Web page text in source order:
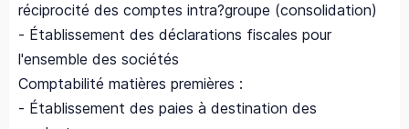
réciprocité des comptes intra?groupe (consolidation)
- Établissement des déclarations fiscales pour
l'ensemble des sociétés
Comptabilité matières premières :
- Établissement des paies à destination des